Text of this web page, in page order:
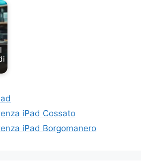
iPad Cossato
iPad Borgomanero